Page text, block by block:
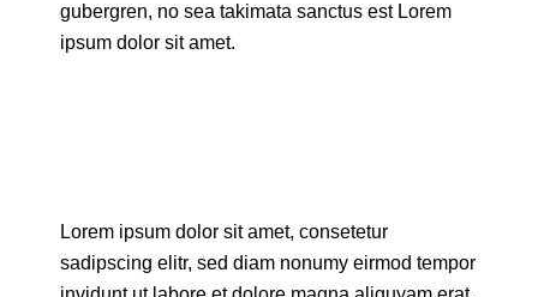
gubergren, no sea takimata sanctus est Lorem
ipsum dolor sit amet.
Lorem ipsum dolor sit amet, consetetur
sadipscing elitr, sed diam nonumy eirmod tempor